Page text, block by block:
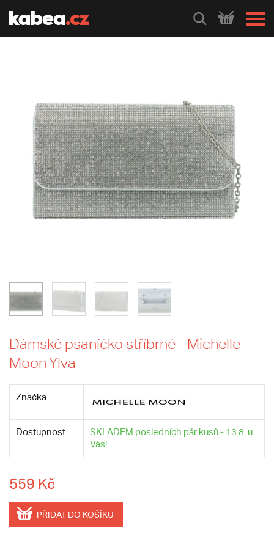
HLEDEJ
Dámské psaníčko stříbrné - Michelle
Moon Ylva
Značka
Dostupnost
SKLADEM posledních pár kusů - 13.8. u
Vás!
559 Kč
PŘIDAT DO KOŠÍKU